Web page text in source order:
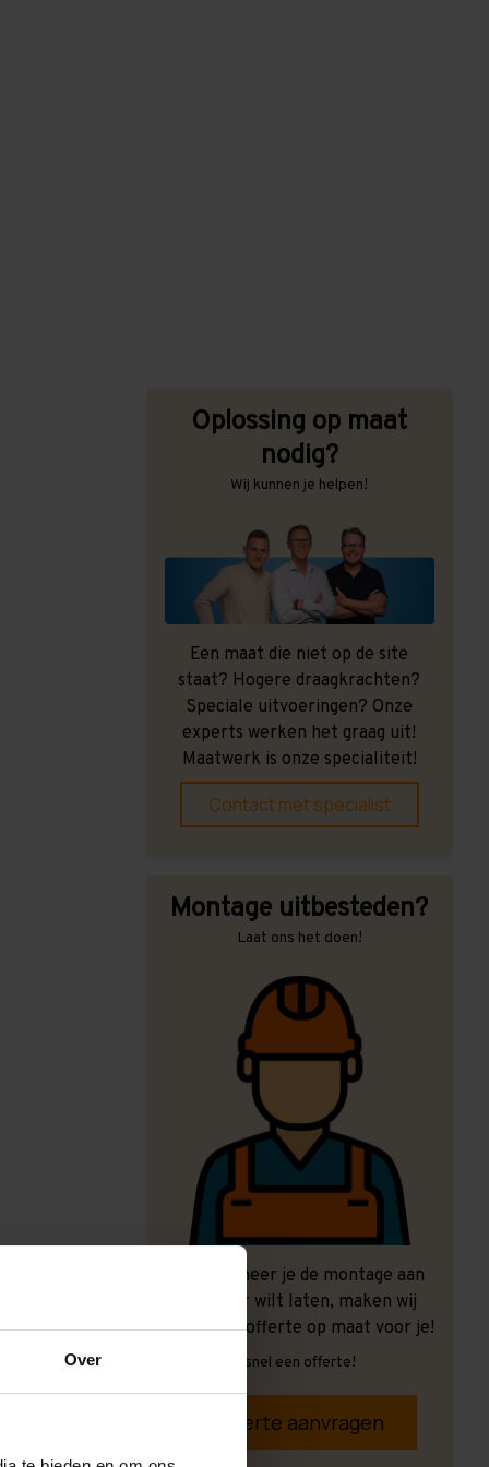
Over
Oplossing op maat
nodig?
Wij kunnen je helpen!
Een maat die niet op de site
staat? Hogere draagkrachten?
Speciale uitvoeringen? Onze
experts werken het graag uit!
Maatwerk is onze specialiteit!
Contact met specialist
Montage uitbesteden?
Laat ons het doen!
Ook wanneer je de montage aan
ons over wilt laten, maken wij
graag een offerte op maat voor je!
Vrijblijvend, snel een offerte!
Offerte aanvragen